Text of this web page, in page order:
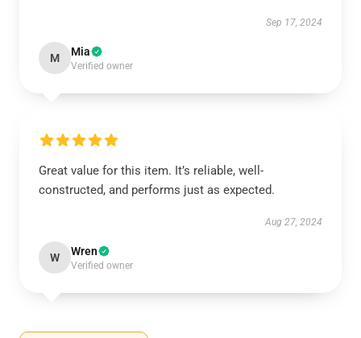
Sep 17, 2024
M Mia
Verified owner
Great value for this item. It’s reliable, well-
constructed, and performs just as expected.
Aug 27, 2024
W Wren
Verified owner